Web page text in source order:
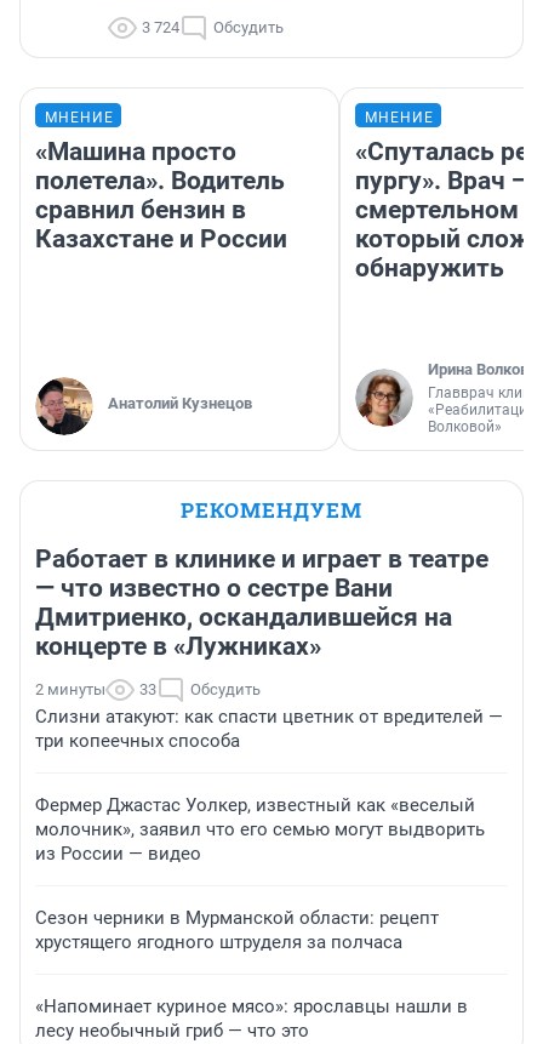
3 724 Обсудить
МНЕНИЕ
«Машина просто
полетела». Водитель
сравнил бензин в
Казахстане и России
Анатолий Кузнецов
МНЕНИЕ
«Спуталась
пургу». Врач —
смертельном
который
обнаружить
Ирина Волкова
Главврач
«Реабилитация
Волковой»
РЕКОМЕНДУЕМ
Работает в клинике и играет в театре
— что известно о сестре Вани
Дмитриенко, оскандалившейся на
концерте в «Лужниках»
2 минуты 33 Обсудить
Слизни атакуют: как спасти цветник от вредителей —
три копеечных способа
Фермер Джастас Уолкер, известный как «веселый
молочник», заявил что его семью могут выдворить
из России — видео
Сезон черники в Мурманской области: рецепт
хрустящего ягодного штруделя за полчаса
«Напоминает куриное мясо»: ярославцы нашли в
лесу необычный гриб — что это